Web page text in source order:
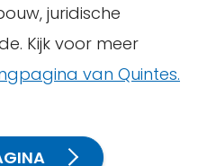
juridische
Kijk voor meer
van Quintes.